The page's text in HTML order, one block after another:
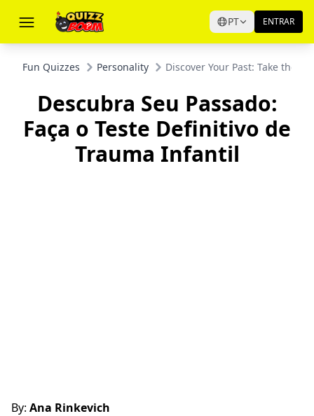
PT ENTRAR
Fun Quizzes Personality Discover Your Past: Take the
Descubra Seu Passado:
Faça o Teste Definitivo de
Trauma Infantil
By: Ana Rinkevich